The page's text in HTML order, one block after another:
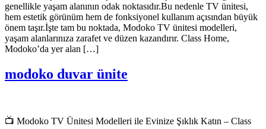
genellikle yaşam alanının odak noktasıdır.Bu nedenle TV ünitesi,
hem estetik görünüm hem de fonksiyonel kullanım açısından büyük
önem taşır.İşte tam bu noktada, Modoko TV ünitesi modelleri,
yaşam alanlarınıza zarafet ve düzen kazandırır. Class Home,
Modoko’da yer alan […]
modoko duvar ünite
📺 Modoko TV Ünitesi Modelleri ile Evinize Şıklık Katın – Class